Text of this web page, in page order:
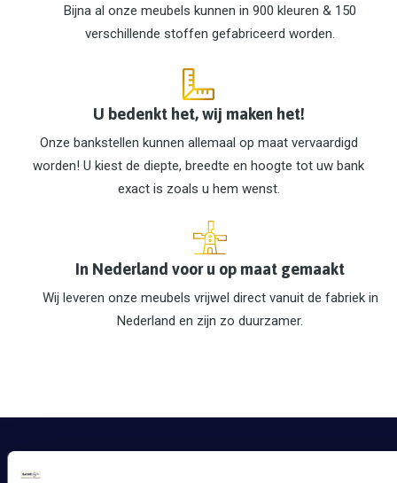
Bijna al onze meubels kunnen in 900 kleuren & 150
verschillende stoffen gefabriceerd worden.
U bedenkt het, wij maken het!
Onze bankstellen kunnen allemaal op maat vervaardigd
worden! U kiest de diepte, breedte en hoogte tot uw bank
exact is zoals u hem wenst.
In Nederland voor u op maat gemaakt
Wij leveren onze meubels vrijwel direct vanuit de fabriek in
Nederland en zijn zo duurzamer.
CONTACTGEGEVENS